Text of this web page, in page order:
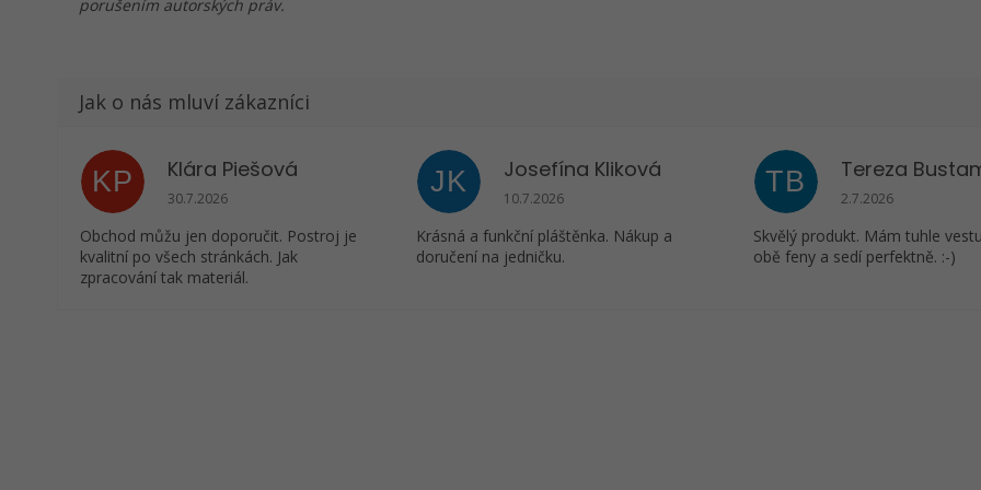
porušením autorských práv.
KP Klára Piešová
Hodnocení obchodu je 5 z 5 hvězdiček.
30.7.2026
Obchod můžu jen doporučit. Postroj je
kvalitní po všech stránkách. Jak
zpracování tak materiál.
JK Josefína Kliková
Hodnocení obchodu je 5 z 5 hvězdiček.
10.7.2026
Krásná a funkční pláštěnka. Nákup a
doručení na jedničku.
TB Tereza
Hodnocení
2.7.2026
Skvělý produkt. Mám tuhle
obě feny a sedí perfektně. :-)